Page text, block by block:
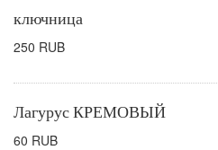
ключница
250 RUB
Лагурус КРЕМОВЫЙ
60 RUB